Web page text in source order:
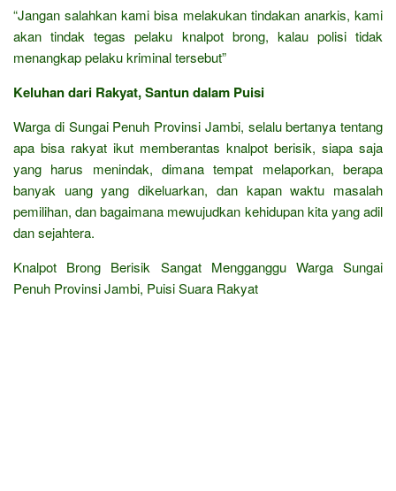
“Jangan salahkan kami bisa melakukan tindakan anarkis, kami
akan tindak tegas pelaku knalpot brong, kalau polisi tidak
menangkap pelaku kriminal tersebut”
Keluhan dari Rakyat, Santun dalam Puisi
Warga di Sungai Penuh Provinsi Jambi, selalu bertanya tentang
apa bisa rakyat ikut memberantas knalpot berisik, siapa saja
yang harus menindak, dimana tempat melaporkan, berapa
banyak uang yang dikeluarkan, dan kapan waktu masalah
pemilihan, dan bagaimana mewujudkan kehidupan kita yang adil
dan sejahtera.
Knalpot Brong Berisik Sangat Mengganggu Warga Sungai
Penuh Provinsi Jambi, Puisi Suara Rakyat